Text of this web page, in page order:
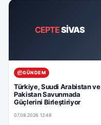
CEPTESİVAS
GÜNDEM
Türkiye, Suudi Arabistan ve
Pakistan Savunmada
Güçlerini Birleştiriyor
07.08.2026 12:48